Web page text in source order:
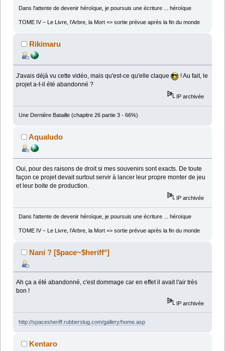
Dans l'attente de devenir héroïque, je poursuis une écriture ... héroïque
TOME IV – Le Livre, l’Arbre, la Mort => sortie prévue après la fin du monde
Rikimaru
J'avais déjà vu cette vidéo, mais qu'est-ce qu'elle claque
! Au fait, le
projet a-t-il été abandonné ?
IP archivée
Une Dernière Bataille (chapitre 26 partie 3 - 66%)
Aqualudo
Oui, pour des raisons de droit si mes souvenirs sont exacts. De toute
façon ce projet devait surtout servir à lancer leur propre monter de jeu
et leur boite de production.
IP archivée
Dans l'attente de devenir héroïque, je poursuis une écriture ... héroïque
TOME IV – Le Livre, l’Arbre, la Mort => sortie prévue après la fin du monde
Nani ? [$pace~$heriff°]
Ah ça a été abandonné, c'est dommage car en effet il avait l'air très
bon !
IP archivée
http://spacesheriff.rubberslug.com/gallery/home.asp
Kentaro